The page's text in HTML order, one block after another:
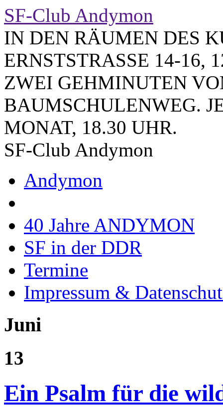
SF-Club Andymon
IN DEN RÄUMEN DES
ERNSTSTRASSE 14-16,
ZWEI GEHMINUTEN
BAUMSCHULENWEG.
MONAT, 18.30 UHR.
SF-Club Andymon
Andymon
40 Jahre ANDYMON
SF in der DDR
Termine
Impressum &
Juni
13
Ein Psalm für die